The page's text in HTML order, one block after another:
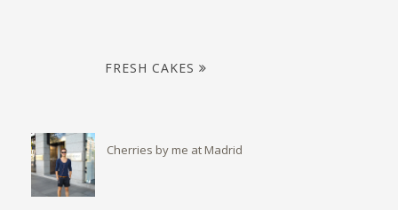
FRESH CAKES
Cherries by me at Madrid